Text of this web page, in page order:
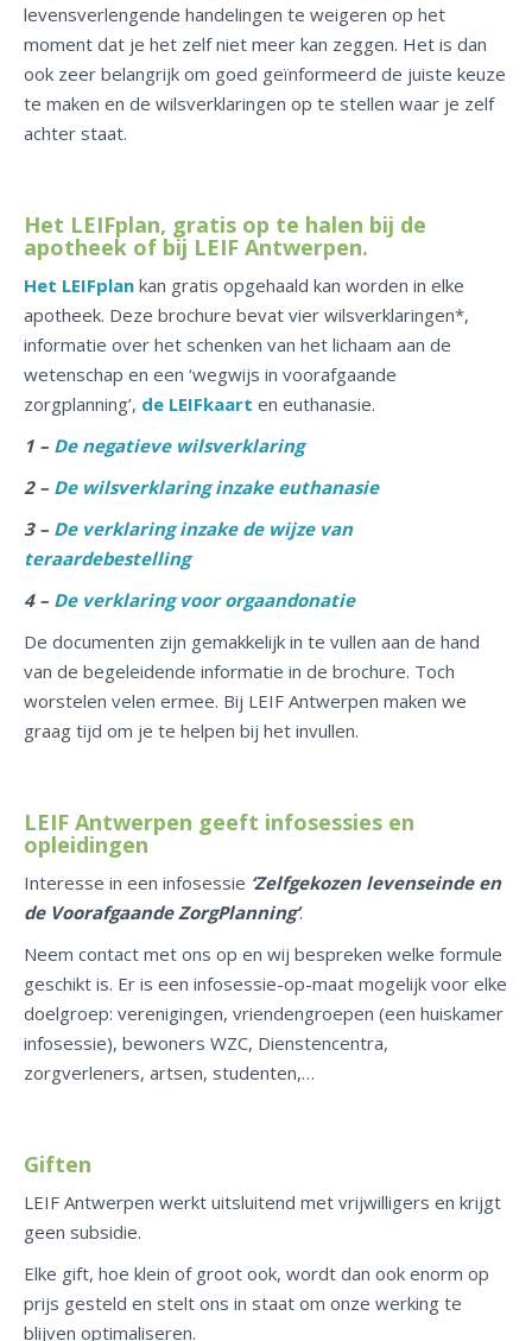
levensverlengende handelingen te weigeren op het
moment dat je het zelf niet meer kan zeggen. Het is dan
ook zeer belangrijk om goed geïnformeerd de juiste keuze
te maken en de wilsverklaringen op te stellen waar je zelf
achter staat.
Het LEIFplan, gratis op te halen bij de
apotheek of bij LEIF Antwerpen.
Het LEIFplan kan gratis opgehaald kan worden in elke
apotheek. Deze brochure bevat vier wilsverklaringen*,
informatie over het schenken van het lichaam aan de
wetenschap en een ‘wegwijs in voorafgaande
zorgplanning’, de LEIFkaart en euthanasie.
1 – De negatieve wilsverklaring
2 – De wilsverklaring inzake euthanasie
3 – De verklaring inzake de wijze van
teraardebestelling
4 – De verklaring voor orgaandonatie
De documenten zijn gemakkelijk in te vullen aan de hand
van de begeleidende informatie in de brochure. Toch
worstelen velen ermee. Bij LEIF Antwerpen maken we
graag tijd om je te helpen bij het invullen.
LEIF Antwerpen geeft infosessies en
opleidingen
Interesse in een infosessie ‘Zelfgekozen levenseinde en
de Voorafgaande ZorgPlanning’.
Neem contact met ons op en wij bespreken welke formule
geschikt is. Er is een infosessie-op-maat mogelijk voor elke
doelgroep: verenigingen, vriendengroepen (een huiskamer
infosessie), bewoners WZC, Dienstencentra,
zorgverleners, artsen, studenten,…
Giften
LEIF Antwerpen werkt uitsluitend met vrijwilligers en krijgt
geen subsidie.
Elke gift, hoe klein of groot ook, wordt dan ook enorm op
prijs gesteld en stelt ons in staat om onze werking te
blijven optimaliseren.